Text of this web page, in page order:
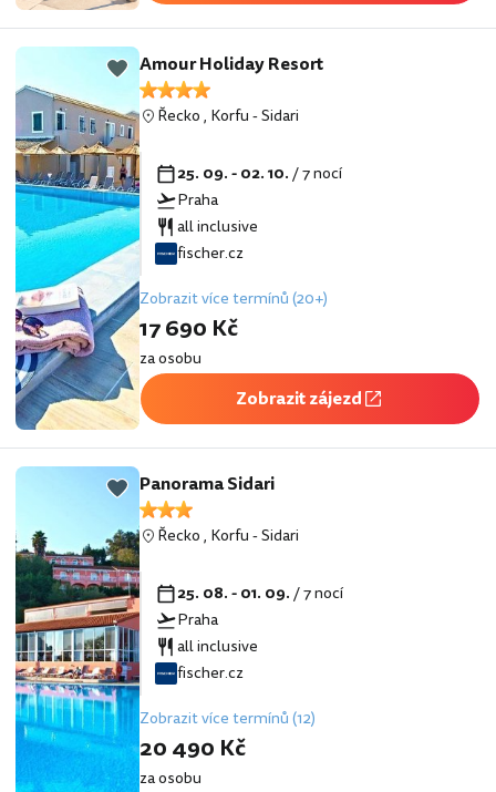
Amour Holiday Resort
Řecko, Korfu-Sidari
25. 09. - 02. 10./ 7 nocí
Praha
all inclusive
fischer.cz
Zobrazit více termínů (20+)
17 690 Kč
za osobu
Zobrazit zájezd
Panorama Sidari
Řecko, Korfu-Sidari
25. 08. - 01. 09./ 7 nocí
Praha
all inclusive
fischer.cz
Zobrazit více termínů (12)
20 490 Kč
za osobu